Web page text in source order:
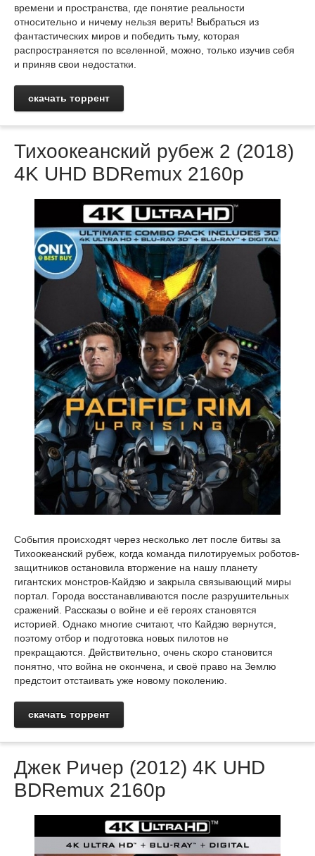
времени и пространства, где понятие реальности
относительно и ничему нельзя верить! Выбраться из
фантастических миров и победить тьму, которая
распространяется по вселенной, можно, только изучив себя
и приняв свои недостатки.
скачать торрент
Тихоокеанский рубеж 2 (2018)
4K UHD BDRemux 2160p
События происходят через несколько лет после битвы за
Тихоокеанский рубеж, когда команда пилотируемых роботов-
защитников остановила вторжение на нашу планету
гигантских монстров-Кайдзю и закрыла связывающий миры
портал. Города восстанавливаются после разрушительных
сражений. Рассказы о войне и её героях становятся
историей. Однако многие считают, что Кайдзю вернутся,
поэтому отбор и подготовка новых пилотов не
прекращаются. Действительно, очень скоро становится
понятно, что война не окончена, и своё право на Землю
предстоит отстаивать уже новому поколению.
скачать торрент
Джек Ричер (2012) 4K UHD
BDRemux 2160p